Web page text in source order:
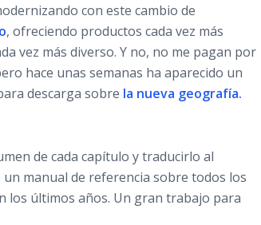
con este cambio de
, ofreciendo productos cada vez más
vez más diverso. Y no, no me pagan por
hace unas semanas ha aparecido un
descarga sobre la nueva geografía.
de cada capítulo y traducirlo al
manual de referencia sobre todos los
los últimos años. Un gran trabajo para